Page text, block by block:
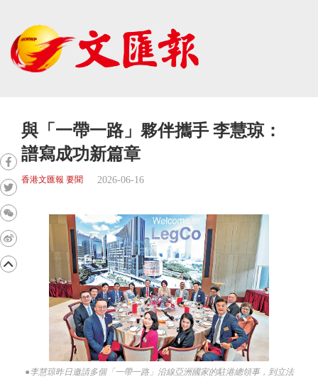
與「一帶一路」夥伴攜手 李慧琼：
譜寫成功新篇章
香港文匯報 要聞 2026-06-16
●李慧琼昨日邀請多個「一帶一路」沿線亞洲國家的駐港總領事，到立法